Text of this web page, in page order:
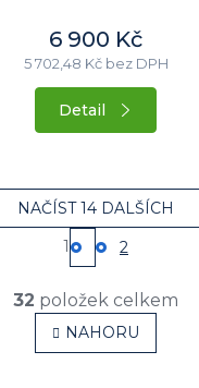
6 900 Kč
5 702,48 Kč bez DPH
Detail
O
v
l
á
NAČÍST 14 DALŠÍCH
S
t
á
n
k
o
1 2
32 položek celkem
NAHORU